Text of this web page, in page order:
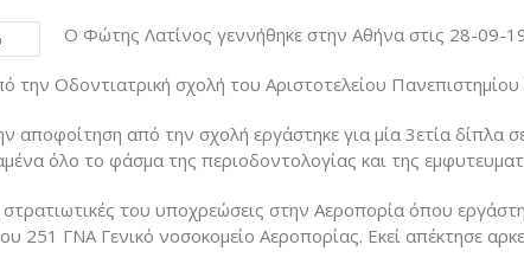
Ο Φώτης Λατίνος γεννήθηκε στην Αθήνα στις 28-09-
την Οδοντιατρική σχολή του Αριστοτελείου
αποφοίτηση από την σχολή εργάστηκε για μία 3ετία δίπλα
όλο το φάσμα της περιοδοντολογίας και της
του υποχρεώσεις στην Αεροπορία όπου
251 ΓΝΑ Γενικό νοσοκομείο Αεροπορίας. Εκεί απέκτησε